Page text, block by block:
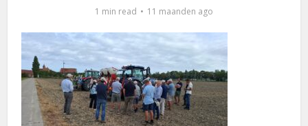
1 min read 11 maanden ago